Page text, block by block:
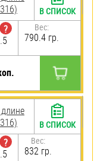
?
Вес:
790.4 гр.
В СПИСОК
?
Вес:
832 гр.
В СПИСОК